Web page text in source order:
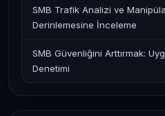
SMB Trafik Analizi ve
Derinlemesine İnceleme
SMB Güvenliğini Arttırmak:
Denetimi